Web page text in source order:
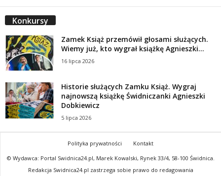
Konkursy
Zamek Książ przemówił głosami służących.
Wiemy już, kto wygrał książkę Agnieszki...
16 lipca 2026
Historie służących Zamku Książ. Wygraj
najnowszą książkę Świdniczanki Agnieszki
Dobkiewicz
5 lipca 2026
Polityka prywatności
Kontakt
© Wydawca: Portal Swidnica24.pl, Marek Kowalski, Rynek 33/4, 58-100 Świdnica.
Redakcja Swidnica24.pl zastrzega sobie prawo do redagowania